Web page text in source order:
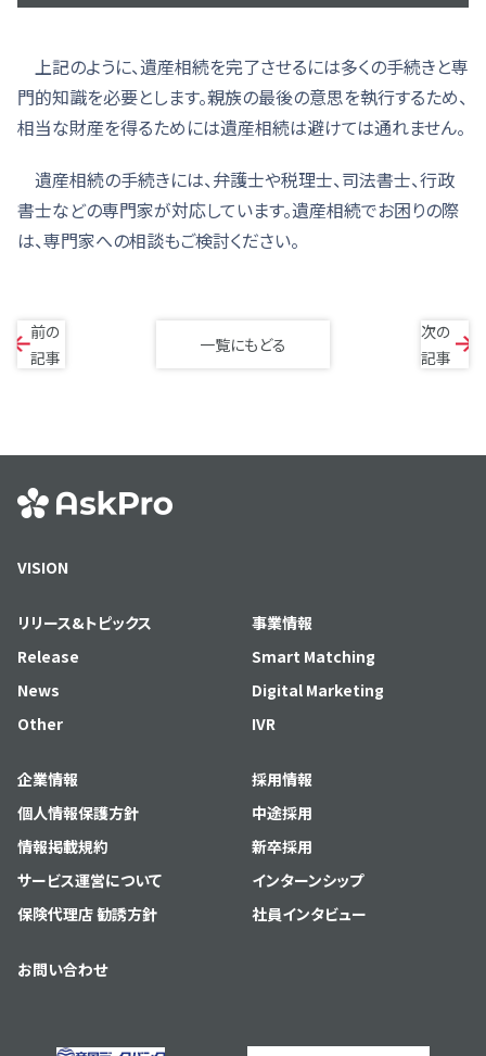
上記のように、遺産相続を完了させるには多くの手続きと専
門的知識を必要とします。親族の最後の意思を執行するため、
相当な財産を得るためには遺産相続は避けては通れません。
遺産相続の手続きには、弁護士や税理士、司法書士、行政
書士などの専門家が対応しています。遺産相続でお困りの際
は、専門家への相談もご検討ください。
前の
記事
一覧にもどる
次の
記事
VISION
リリース&トピックス
Release
News
Other
事業情報
Smart Matching
Digital Marketing
IVR
企業情報
個人情報保護方針
情報掲載規約
サービス運営について
保険代理店 勧誘方針
採用情報
中途採用
新卒採用
インターンシップ
社員インタビュー
お問い合わせ